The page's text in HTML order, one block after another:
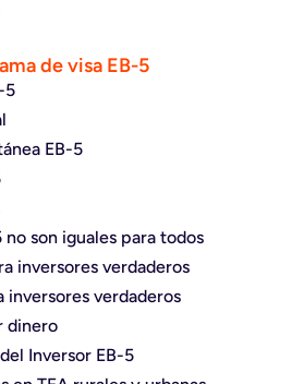
de visa EB-5
5
EB-5
son iguales para todos
inversores verdaderos
verdaderos
dinero
Inversor EB-5